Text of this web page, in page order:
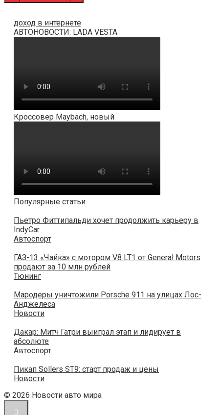
доход в интернете
АВТОНОВОСТИ: LADA VESTA
Кроссовер Maybach, новый
Популярные статьи
Пьетро Фиттипальди хочет продолжить карьеру в
IndyCar
Автоспорт
ГАЗ-13 «Чайка» с мотором V8 LT1 от General Motors
продают за 10 млн рублей
Тюнинг
Мародеры уничтожили Porsche 911 на улицах Лос-
Анджелеса
Новости
Дакар: Митч Гатри выиграл этап и лидирует в
абсолюте
Автоспорт
Пикап Sollers ST9: старт продаж и цены
Новости
© 2026 Новости авто мира